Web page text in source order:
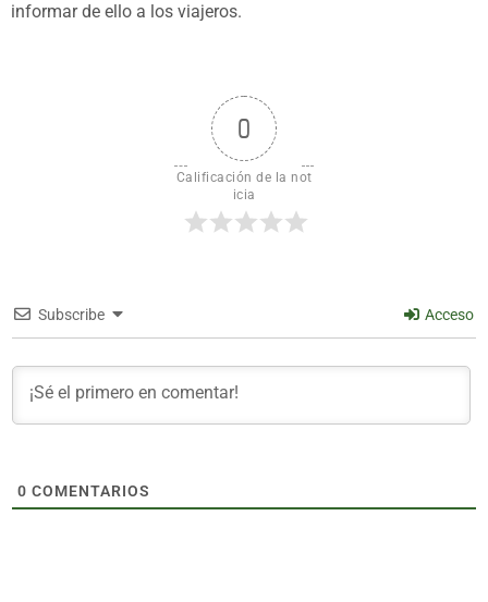
informar de ello a los viajeros.
0
Calificación de la not
icia
Subscribe Acceso
0 COMENTARIOS